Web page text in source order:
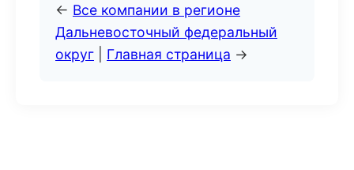
← Все компании в регионе
Дальневосточный федеральный
округ
Главная страница →